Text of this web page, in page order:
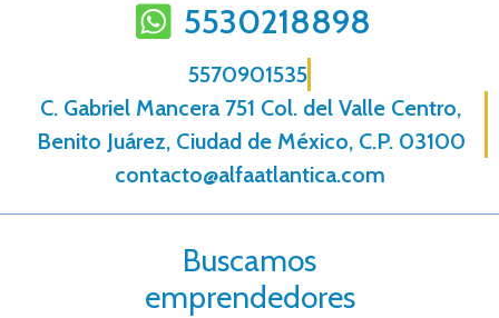
5530218898
5570901535
C. Gabriel Mancera 751 Col. del Valle Centro,
Benito Juárez, Ciudad de México, C.P. 03100
contacto@alfaatlantica.com
Buscamos
emprendedores